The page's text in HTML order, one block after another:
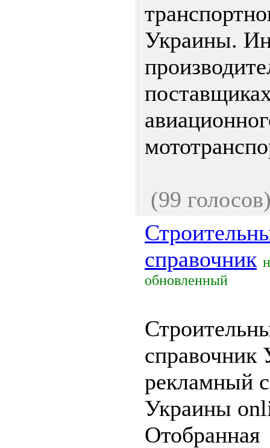
Украины.
(99
справочник
обновленный
справочник
рекламный
Украины
Отобранная